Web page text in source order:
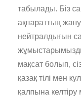
табылады. Біз
ақпараттың
нейтралдығын
мақсат болып,
қазақ тілі мен
қалпына